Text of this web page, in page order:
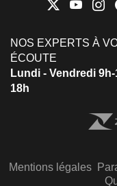
NOS EXPERTS À
ÉCOUTE
Lundi - Vendredi
18h
Mentions légales